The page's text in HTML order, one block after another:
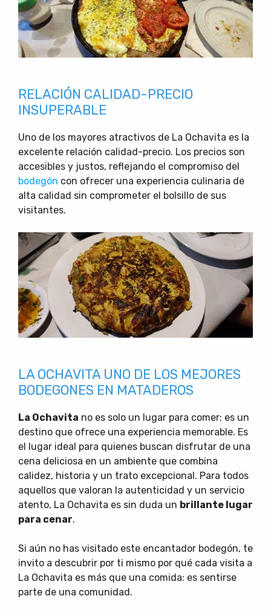
RELACIÓN CALIDAD-PRECIO
INSUPERABLE
Uno de los mayores atractivos de La Ochavita es la
excelente relación calidad-precio. Los precios son
accesibles y justos, reflejando el compromiso del
bodegón con ofrecer una experiencia culinaria de
alta calidad sin comprometer el bolsillo de sus
visitantes.
LA OCHAVITA UNO DE LOS MEJORES
BODEGONES EN MATADEROS
La Ochavita no es solo un lugar para comer; es un
destino que ofrece una experiencia memorable. Es
el lugar ideal para quienes buscan disfrutar de una
cena deliciosa en un ambiente que combina
calidez, historia y un trato excepcional. Para todos
aquellos que valoran la autenticidad y un servicio
atento, La Ochavita es sin duda un brillante lugar
para cenar.
Si aún no has visitado este encantador bodegón, te
invito a descubrir por ti mismo por qué cada visita a
La Ochavita es más que una comida: es sentirse
parte de una comunidad.